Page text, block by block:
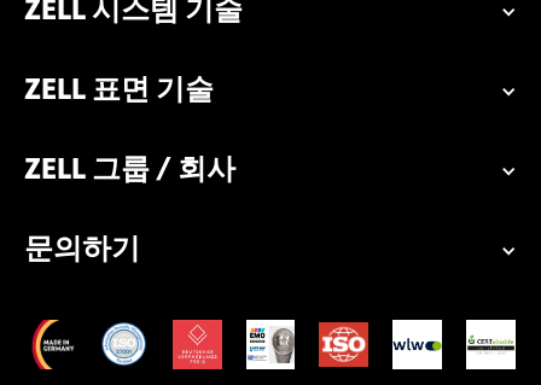
ZELL 시스템 기술
ZELL 표면 기술
ZELL 그룹 / 회사
문의하기